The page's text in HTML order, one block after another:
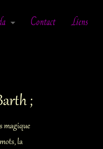
beaux Avé Maria »
Contact Liens
;
magique
la